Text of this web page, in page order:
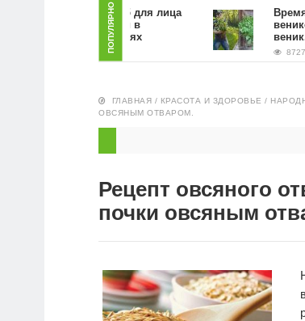
ПОПУЛЯРНО
Как сделать скраб для лица
из кофейной гущи в
домашних условиях
Время и
веников
веник.
8727
ГЛАВНАЯ / КРАСОТА И ЗДОРОВЬЕ /
ОВСЯНЫМ ОТВАРОМ.
Рецепт овсяного
почки овсяным